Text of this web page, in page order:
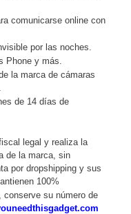
comunicarse online con
por las noches.
Phone y más.
la marca de cámaras
de 14 días de
legal y realiza la
de la marca, sin
por dropshipping y sus
100%
conserve su número de